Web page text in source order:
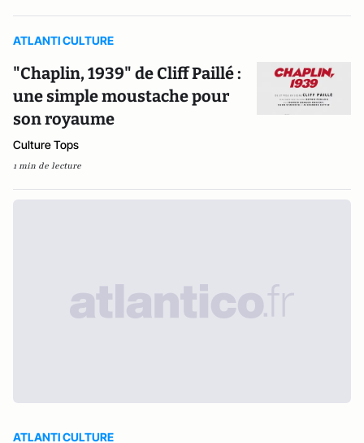
ATLANTI CULTURE
"Chaplin, 1939" de Cliff Paillé :
une simple moustache pour
son royaume
Culture Tops
1 min de lecture
ATLANTI CULTURE